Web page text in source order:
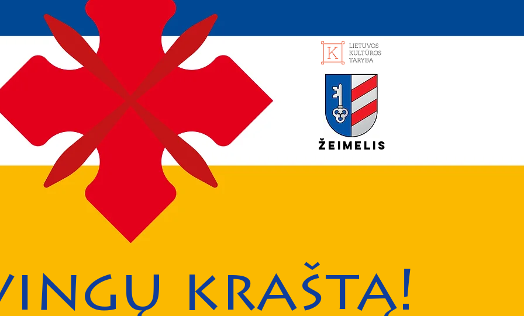
Žeimelis
kraštą!